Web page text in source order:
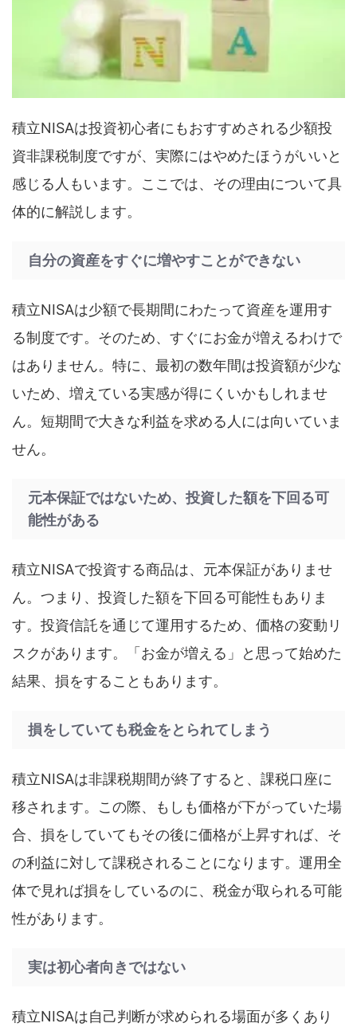
積立NISAは投資初心者にもおすすめされる少額投
資非課税制度ですが、実際にはやめたほうがいいと
感じる人もいます。ここでは、その理由について具
体的に解説します。
自分の資産をすぐに増やすことができない
積立NISAは少額で長期間にわたって資産を運用す
る制度です。そのため、すぐにお金が増えるわけで
はありません。特に、最初の数年間は投資額が少な
いため、増えている実感が得にくいかもしれませ
ん。短期間で大きな利益を求める人には向いていま
せん。
元本保証ではないため、投資した額を下回る可
能性がある
積立NISAで投資する商品は、元本保証がありませ
ん。つまり、投資した額を下回る可能性もありま
す。投資信託を通じて運用するため、価格の変動リ
スクがあります。「お金が増える」と思って始めた
結果、損をすることもあります。
損をしていても税金をとられてしまう
積立NISAは非課税期間が終了すると、課税口座に
移されます。この際、もしも価格が下がっていた場
合、損をしていてもその後に価格が上昇すれば、そ
の利益に対して課税されることになります。運用全
体で見れば損をしているのに、税金が取られる可能
性があります。
実は初心者向きではない
積立NISAは自己判断が求められる場面が多くあり